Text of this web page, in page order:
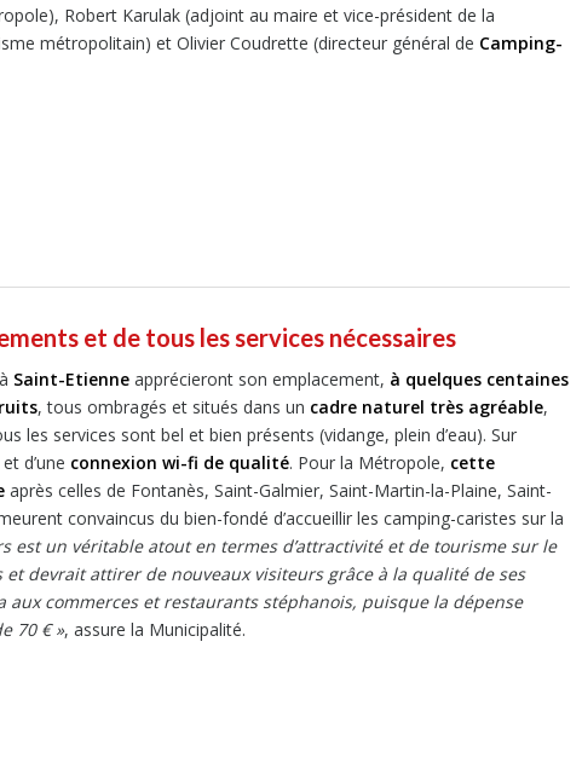
Robert Karulak (adjoint au maire et vice-président de la
métropolitain) et Olivier Coudrette (directeur général de Camping-
et de tous les services nécessaires
Saint-Etienne apprécieront son emplacement, à quelques centaines
, tous ombragés et situés dans un cadre naturel très agréable,
les services sont bel et bien présents (vidange, plein d’eau). Sur
et d’une connexion wi-fi de qualité. Pour la Métropole, cette
après celles de Fontanès, Saint-Galmier, Saint-Martin-la-Plaine, Saint-
convaincus du bien-fondé d’accueillir les camping-caristes sur la
est un véritable atout en termes d’attractivité et de tourisme sur le
devrait attirer de nouveaux visiteurs grâce à la qualité de ses
commerces et restaurants stéphanois, puisque la dépense
70 €», assure la Municipalité.